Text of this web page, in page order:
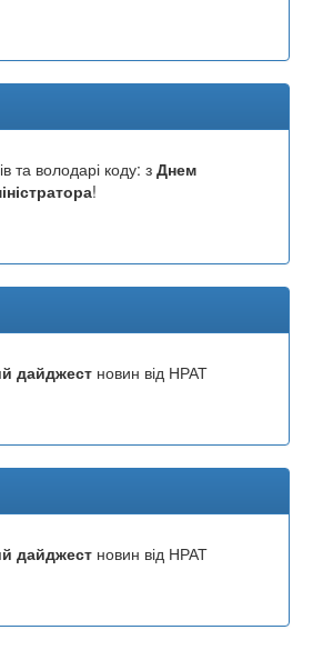
та володарі коду: з Днем
!
дайджест новин від НРАТ
дайджест новин від НРАТ